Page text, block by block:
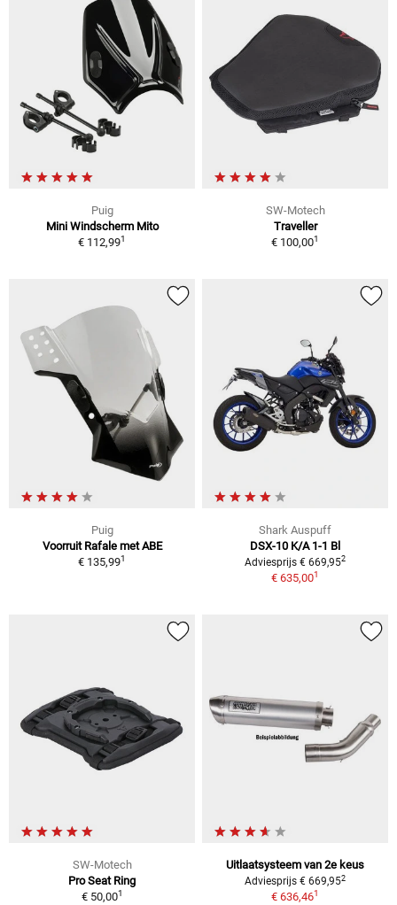
Puig
Mini Windscherm Mito
€ 112,991
SW-Motech
Traveller
€ 100,001
Puig
Voorruit Rafale met ABE
€ 135,991
Shark Auspuff
DSX-10 K/A 1-1 Bl
Adviesprijs € 669,952
€ 635,001
SW-Motech
Pro Seat Ring
€ 50,001
Uitlaatsysteem van 2e keus
Adviesprijs € 669,952
€ 636,461